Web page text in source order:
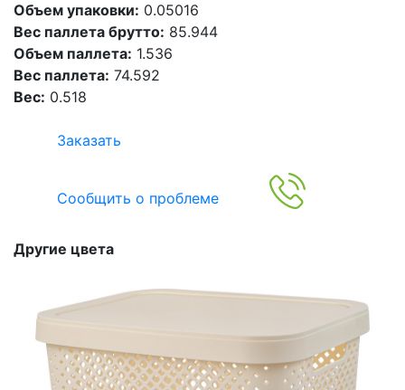
Объем упаковки: 0.05016
Вес паллета брутто: 85.944
Объем паллета: 1.536
Вес паллета: 74.592
Вес: 0.518
Заказать
Сообщить о проблеме
Другие цвета